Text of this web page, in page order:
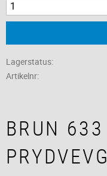
Lagerstatus
Artikelnr
BRUN